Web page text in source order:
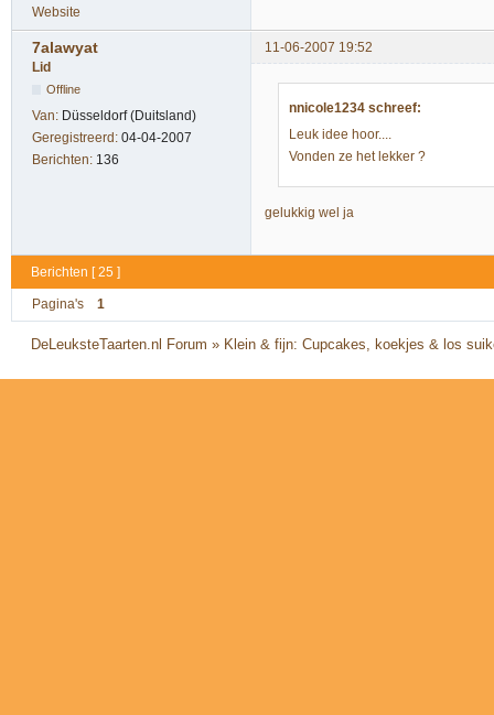
Website
7alawyat
11-06-2007 19:52
Lid
Offline
Van: Düsseldorf (Duitsland)
Geregistreerd: 04-04-2007
Berichten: 136
nnicole1234 schreef:
Leuk idee hoor....
Vonden ze het lekker ?
gelukkig wel ja
Berichten [ 25 ]
Pagina's 1
DeLeuksteTaarten.nl Forum » Klein & fijn: Cupcakes, koekjes & los